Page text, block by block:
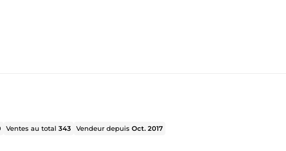
Ventes au total343 Vendeur depuisOct. 2017